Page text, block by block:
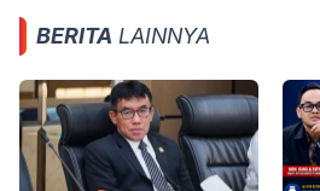
BERITA LAINNYA